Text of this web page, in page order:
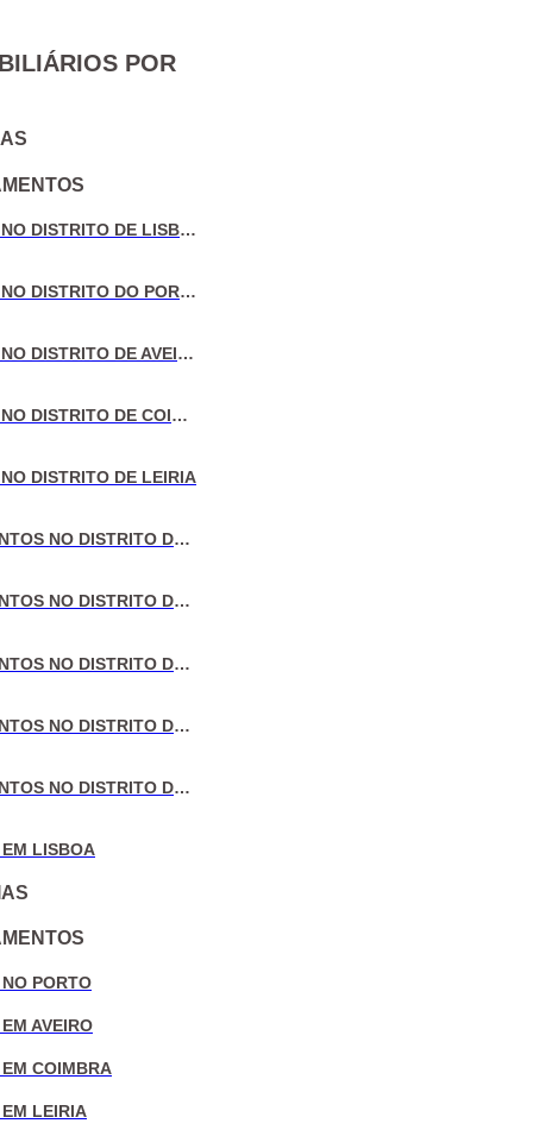
POR
VENDA DE MORADIAS NO DISTRITO DE LISBOA
VENDA DE MORADIAS NO DISTRITO DO PORTO
VENDA DE MORADIAS NO DISTRITO DE AVEIRO
VENDA DE MORADIAS NO DISTRITO DE COIMBRA
DISTRITO DE LEIRIA
VENDA DE APARTAMENTOS NO DISTRITO DE LISBOA
VENDA DE APARTAMENTOS NO DISTRITO DO PORTO
VENDA DE APARTAMENTOS NO DISTRITO DE AVEIRO
VENDA DE APARTAMENTOS NO DISTRITO DE COIMBRA
VENDA DE APARTAMENTOS NO DISTRITO DE LEIRIA
LISBOA
PORTO
AVEIRO
COIMBRA
LEIRIA